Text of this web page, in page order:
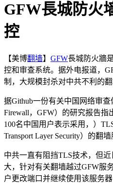
GFW長城防火
控
【美博翻墙】 GFW長城防火牆
控和审查系统。据外电报道，
制，大规模封杀对中共不利的翻
据Github一份有关中国网络审查
Firewall，GFW）的研究报告指
100名中国用户表示采用，）
Transport Layer Security）的翻
中共一直有阻挡TLS技术，但
大，针对有关翻墙越过GFW服
户更改端口并继续使用该服务